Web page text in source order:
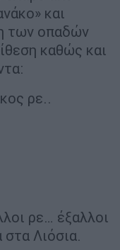
και
των οπαδών
καθώς και
ρε..
ρε… έξαλλοι
στα Λιόσια.